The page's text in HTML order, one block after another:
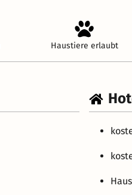
Haustiere erlaubt